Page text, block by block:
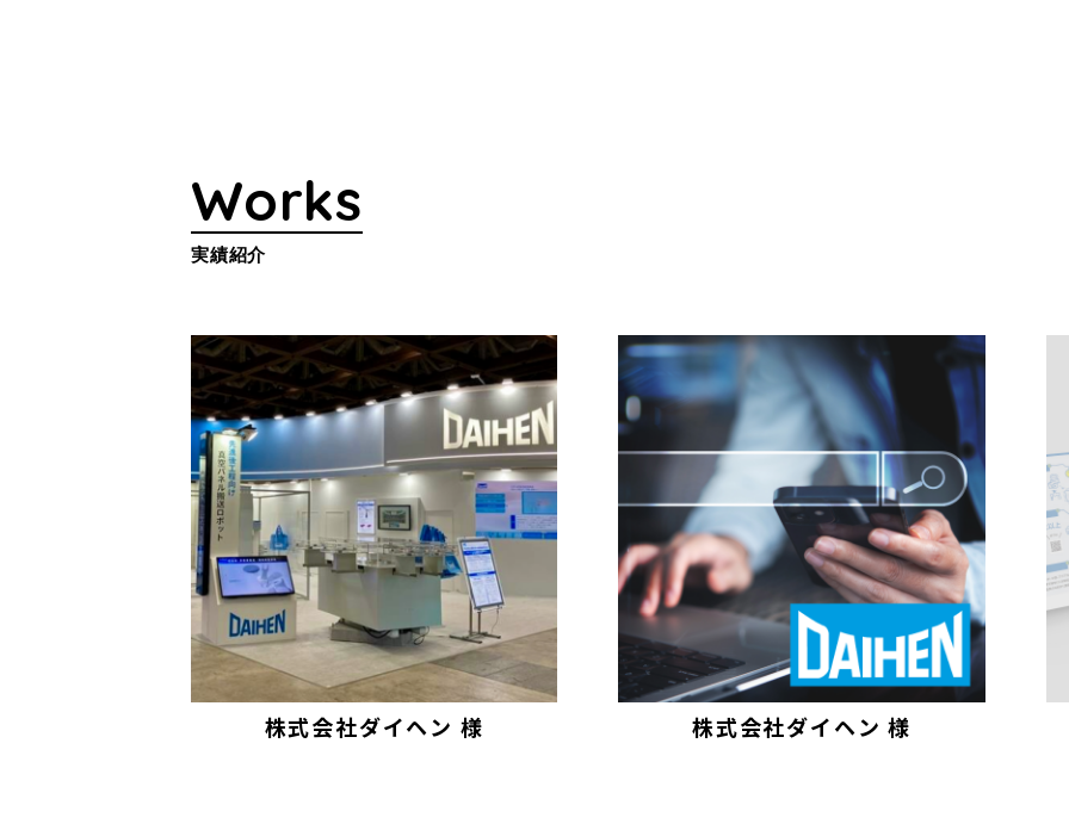
Works
実績紹介
サービス
事業領域
株式会社ダイヘン 様
事業領域
株式会社ダイヘン 様